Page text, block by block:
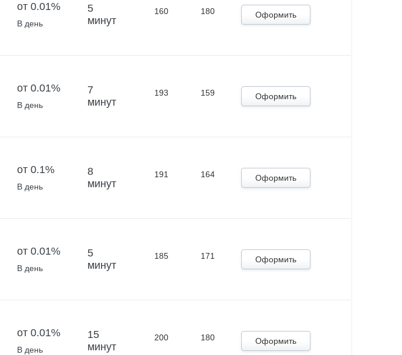
от 0.01%
В день
5
минут
160 180 Оформить
от 0.01%
В день
7
минут
193 159 Оформить
от 0.1%
В день
8
минут
191 164 Оформить
от 0.01%
В день
5
минут
185 171 Оформить
от 0.01%
В день
15
минут
200 180 Оформить